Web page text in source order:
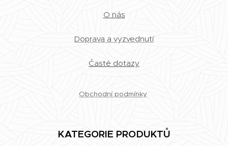
O nás
Doprava a vyzvednutí
Časté dotazy
Obchodní podmínky
KATEGORIE PRODUKTŮ